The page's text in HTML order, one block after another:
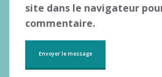
site dans le navigateur
commentaire.